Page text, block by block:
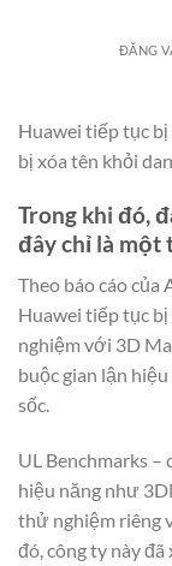
ĐĂNG
Huawei tiếp tục bị
bị xóa tên khỏi
Trong khi đó,
đây chỉ là một
Theo báo cáo của
Huawei tiếp tục
nghiệm với 3D
buộc gian lận
sốc.
UL Benchmarks –
hiệu năng như
thử nghiệm riêng
đó, công ty này